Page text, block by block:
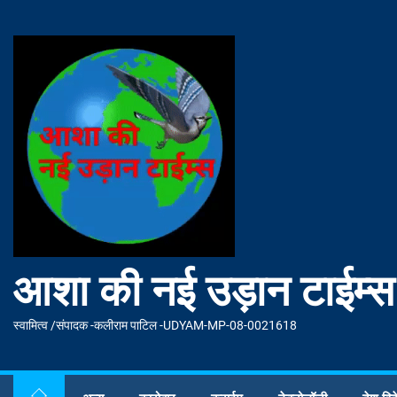
आशा की नई उड़ान टाईम्स
स्वामित्व /संपादक -कलीराम पाटिल -UDYAM-MP-08-0021618